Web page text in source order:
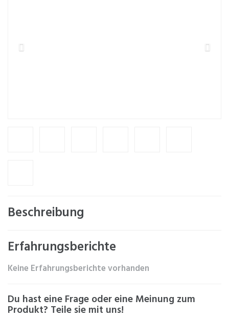
Beschreibung
Erfahrungsberichte
Keine Erfahrungsberichte vorhanden
Du hast eine Frage oder eine Meinung zum
Produkt? Teile sie mit uns!